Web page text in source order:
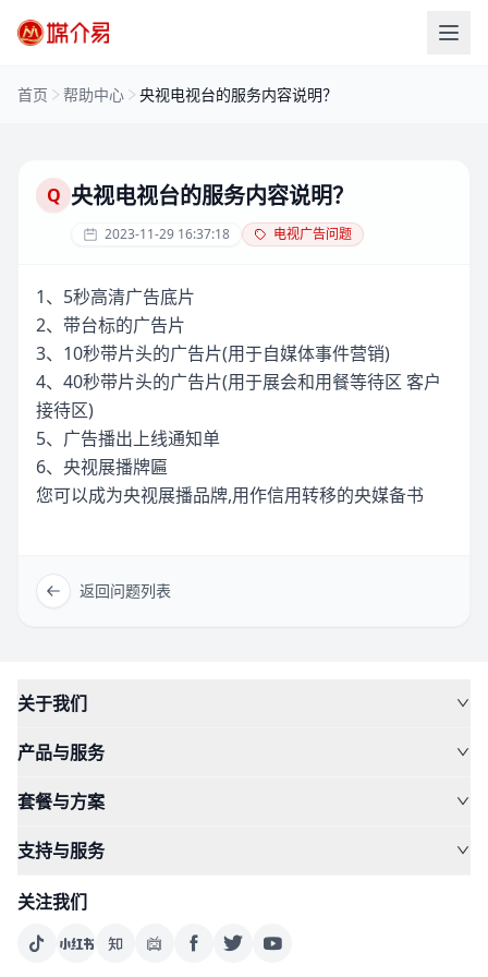
首页 帮助中心 央视电视台的服务内容说明？
Q 央视电视台的服务内容说明？
2023-11-29 16:37:18 电视广告问题
1、5秒高清广告底片
2、带台标的广告片
3、10秒带片头的广告片(用于自媒体事件营销)
4、40秒带片头的广告片(用于展会和用餐等待区 客户
接待区)
5、广告播出上线通知单
6、央视展播牌匾
您可以成为央视展播品牌,用作信用转移的央媒备书
返回问题列表
关于我们
产品与服务
套餐与方案
支持与服务
关注我们